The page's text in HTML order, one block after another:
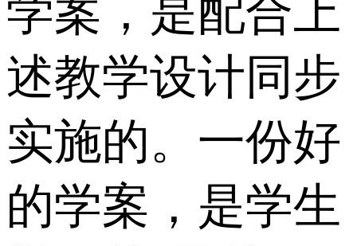
学案，是配合上
述教学设计同步
实施的。一份好
的学案，是学生